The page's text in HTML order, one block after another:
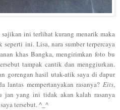
sajikan ini terlihat kurang menarik maka
seperti ini. Lisa, nara sumber terpercaya
khas Bangka, mengirimkan foto bu
tampak cantik dan menggiurkan.
gorengan hasil utak-atik saya di dapur
lantas mempertanyakan rasanya? Eits,
jan yang ini tidak akan kalah rasanya
tersebut. ^_^